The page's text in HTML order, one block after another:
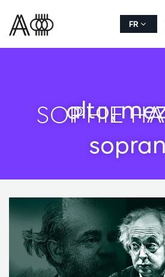
FR
SOPHIE
alto,